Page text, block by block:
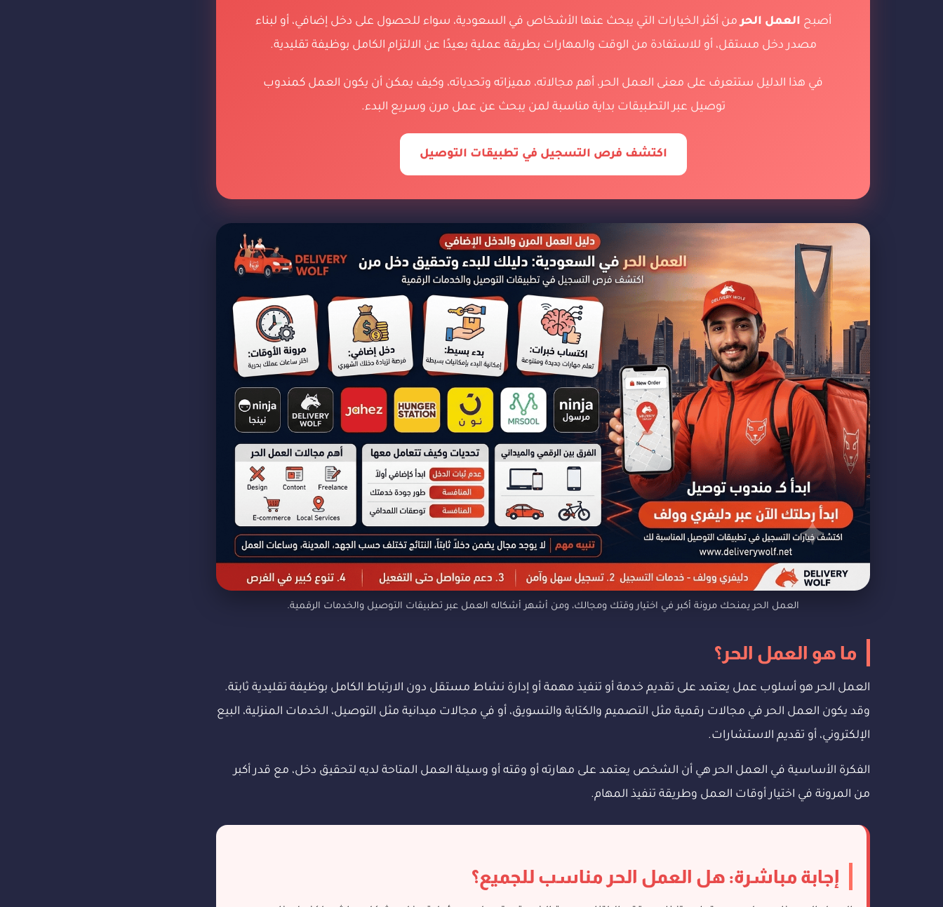
أصبح العمل الحرمن أكثر الخيارات التي يبحث عنها الأشخاص في السعودية، سواء للحصول على دخل إضافي، أو لبناء
مصدر دخل مستقل، أو للاستفادة من الوقت والمهارات بطريقة عملية بعيدًا عن الالتزام الكامل بوظيفة تقليدية.
في هذا الدليل ستتعرف على معنى العمل الحر، أهم مجالاته، مميزاته وتحدياته، وكيف يمكن أن يكون العمل كمندوب
توصيل عبر التطبيقات بداية مناسبة لمن يبحث عن عمل مرن وسريع البدء.
اكتشف فرص التسجيل في تطبيقات التوصيل
العمل الحر يمنحك مرونة أكبر في اختيار وقتك ومجالك، ومن أشهر أشكاله العمل عبر تطبيقات التوصيل والخدمات الرقمية.
ما هو العمل الحر؟
العمل الحر هو أسلوب عمل يعتمد على تقديم خدمة أو تنفيذ مهمة أو إدارة نشاط مستقل دون الارتباط الكامل بوظيفة تقليدية ثابتة.
وقد يكون العمل الحر في مجالات رقمية مثل التصميم والكتابة والتسويق، أو في مجالات ميدانية مثل التوصيل، الخدمات المنزلية، البيع
الإلكتروني، أو تقديم الاستشارات.
الفكرة الأساسية في العمل الحر هي أن الشخص يعتمد على مهارته أو وقته أو وسيلة العمل المتاحة لديه لتحقيق دخل، مع قدر أكبر
من المرونة في اختيار أوقات العمل وطريقة تنفيذ المهام.
إجابة مباشرة: هل العمل الحر مناسب للجميع؟